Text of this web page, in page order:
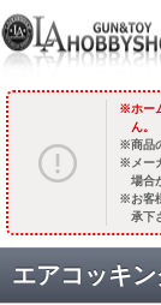
ホー
ん。
商品
メー
場合
お客
承下